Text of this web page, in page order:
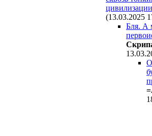
(13.03.2025
Бля. А